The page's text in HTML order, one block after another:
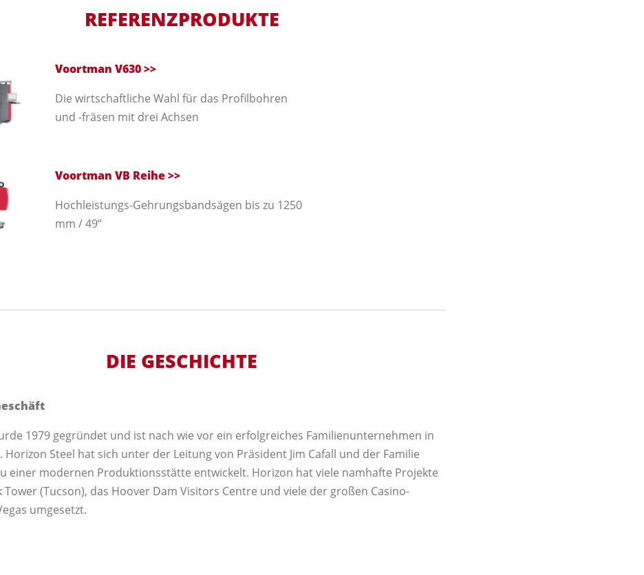
REFERENZPRODUKTE
Voortman V630>>
Die wirtschaftliche Wahl für das Profilbohren
und -fräsen mit drei Achsen
Voortman VB Reihe>>
Hochleistungs-Gehrungsbandsägen bis zu 1250
mm / 49“
DIE GESCHICHTE
1979 gegründet und ist nach wie vor ein erfolgreiches Familienunternehmen in
Horizon Steel hat sich unter der Leitung von Präsident Jim Cafall und der Familie
einer modernen Produktionsstätte entwickelt. Horizon hat viele namhafte Projekte
Tower (Tucson), das Hoover Dam Visitors Centre und viele der großen Casino-
umgesetzt.